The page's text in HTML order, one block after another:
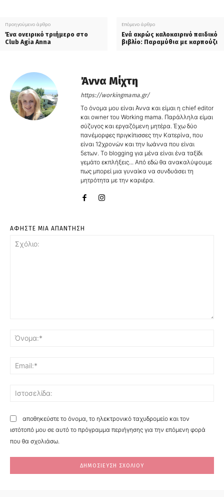
Προηγούμενο άρθρο
Ένα ονειρικό τριήμερο στο
Club Agia Anna
Επόμενο άρθρο
Ενά ακρώς καλοκαιρινό παιδικό
βιβλίο: Παραμύθια με καρπούζι
Άννα Μίχτη
https://workingmama.gr/
Το όνομα μου είναι Άννα και είμαι η chief editor
και owner του Working mama. Παράλληλα είμαι
σύζυγος και εργαζόμενη μητέρα. Έχω δύο
πανέμορφες πριγκίπισσες την Κατερίνα, που
είναι 12χρονών και την Ιωάννα που είναι
5ετων. Το blogging για μένα είναι ένα ταξίδι
γεμάτο εκπλήξεις... Από εδώ θα ανακαλύψουμε
πως μπορεί μια γυναίκα να συνδυάσει τη
μητρότητα με την καριέρα.
ΑΦΗΣΤΕ ΜΙΑ ΑΠΑΝΤΗΣΗ
αποθηκεύστε το όνομα, το ηλεκτρονικό ταχυδρομείο και τον
ιστότοπό μου σε αυτό το πρόγραμμα περιήγησης για την επόμενη φορά
που θα σχολιάσω.